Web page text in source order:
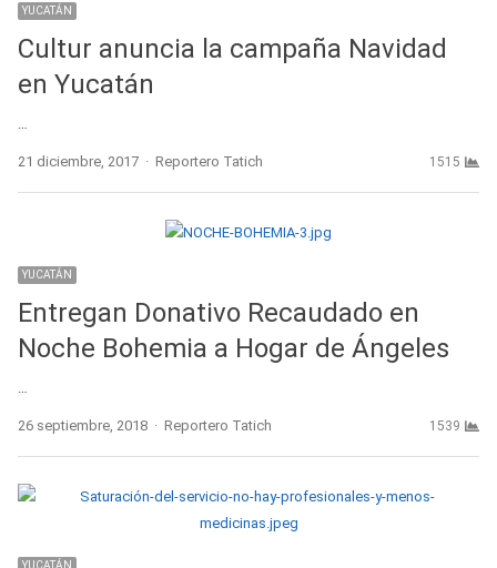
YUCATÁN
Cultur anuncia la campaña Navidad
en Yucatán
…
21 diciembre, 2017 Author
Reportero Tatich 1515
YUCATÁN
Entregan Donativo Recaudado en
Noche Bohemia a Hogar de Ángeles
…
26 septiembre, 2018 Author
Reportero Tatich 1539
YUCATÁN